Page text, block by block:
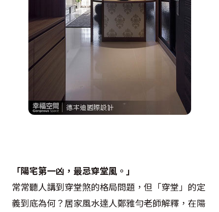
「陽宅第一凶，最忌穿堂風。」
常常聽人講到穿堂煞的格局問題，但「穿堂」的定
義到底為何？居家風水達人鄭雅勻老師解釋，在陽